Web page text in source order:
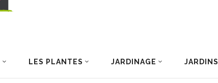
LES PLANTES JARDINAGE JARDINS